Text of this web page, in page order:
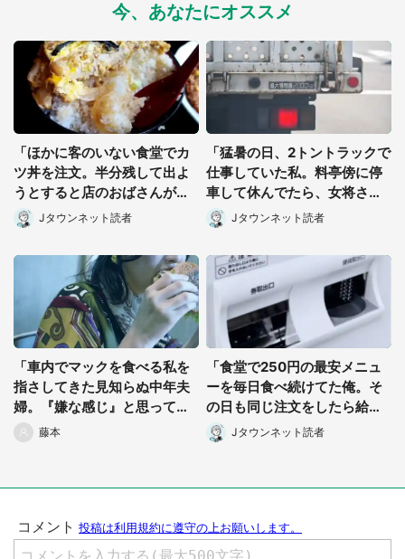
選択する
今、あなたにオススメ
「ほかに客のいない食堂でカ
ツ丼を注文。半分残して出よ
うとすると店のおばさんが
『お兄ちゃん...』」（千葉
県・70歳以上男性）
Jタウンネット読者
「猛暑の日、2トントラックで
仕事していた私。料亭傍に停
車して休んでたら、女将さん
が中から出てきて...」（東京
都・50代男性）
Jタウンネット読者
「車内でマックを食べる私を
指さしてきた見知らぬ中年夫
婦。『嫌な感じ』と思ってい
たらコンコンとノックさ
れ...」（福島県・20代女性）
藤本
「食堂で250円の最安メニュ
ーを毎日食べ続けてた俺。そ
の日も同じ注文をしたら給仕
のおばさんが...」（栃木県・5
0代男性）
Jタウンネット読者